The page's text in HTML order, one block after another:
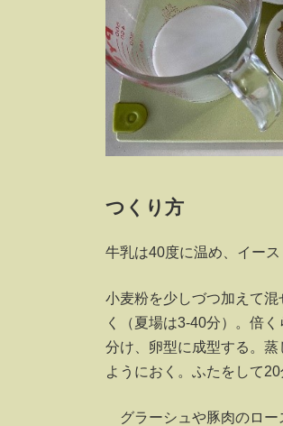
つくり方
牛乳は40度に温め、イー
小麦粉を少しづつ加えて
く（夏場は3-40分）。倍
分け、卵型に成型する。
ようにおく。ふたをして
グラーシュや豚肉のロー